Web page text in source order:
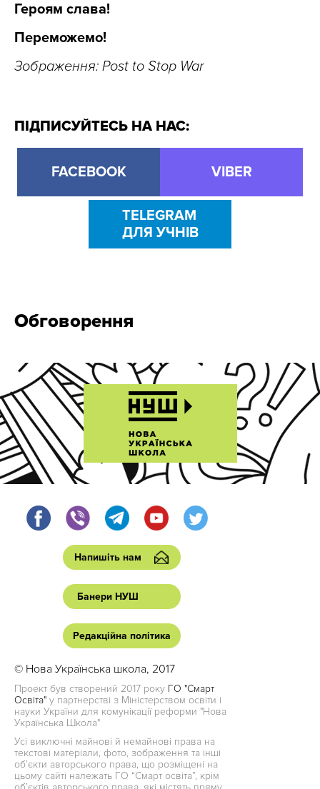
Героям слава!
Переможемо!
Зображення: Post to Stop War
ПІДПИСУЙТЕСЬ НА НАС:
FACEBOOK VIBER
TELEGRAM
ДЛЯ УЧНІВ
Обговорення
Напишіть нам
Банери НУШ
Редакційна політика
© Нова Українська школа, 2017
Проект був створений 2017 року ГО "Смарт
Освіта" у партнерстві з Міністерством освіти і
науки України для комунікації реформи "Нова
Українська Школа"
Усі виключні майнові й немайнові права на
текстові матеріали, фото, зображення та інші
об’єкти авторського права, що розміщені на
цьому сайті належать ГО “Смарт освіта”, крім